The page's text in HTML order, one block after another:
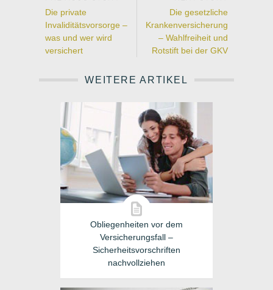
Die private
Invaliditätsvorsorge –
was und wer wird
versichert
Die gesetzliche
Krankenversicherung
– Wahlfreiheit und
Rotstift bei der GKV
WEITERE ARTIKEL
Obliegenheiten vor dem
Versicherungsfall –
Sicherheitsvorschriften
nachvollziehen